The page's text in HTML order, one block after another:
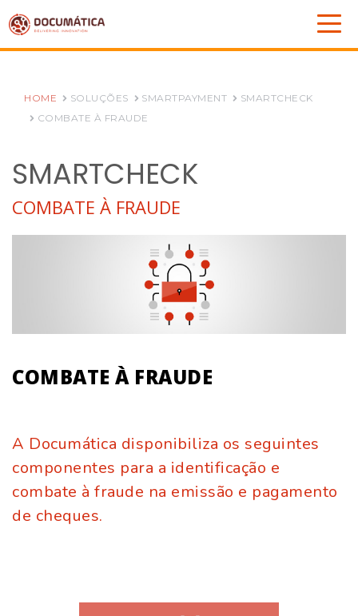
HOME SOLUÇÕES SMARTPAYMENT
SMARTCHECK
COMBATE À FRAUDE
SMARTCHECK
COMBATE À FRAUDE
COMBATE À FRAUDE
A Documática disponibiliza os seguintes
componentes para a identificação e
combate à fraude na emissão e pagamento
de cheques.